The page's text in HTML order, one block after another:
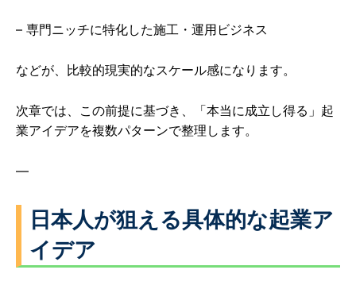
– 専門ニッチに特化した施工・運用ビジネス
などが、比較的現実的なスケール感になります。
次章では、この前提に基づき、「本当に成立し得る」起
業アイデアを複数パターンで整理します。
—
日本人が狙える具体的な起業ア
イデア